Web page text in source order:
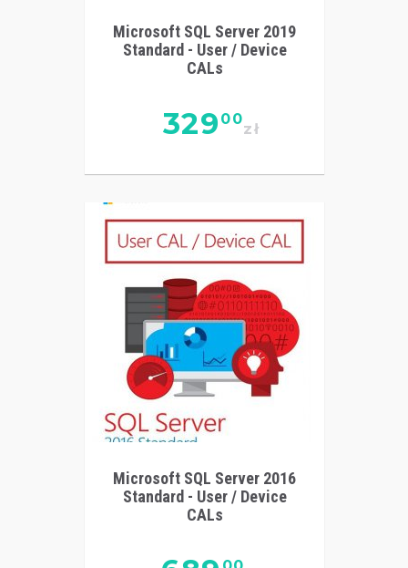
Microsoft SQL Server 2019
Standard - User / Device
CALs
329 00
zł
Microsoft SQL Server 2016
Standard - User / Device
CALs